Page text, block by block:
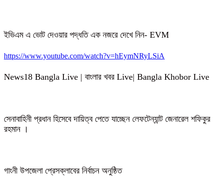
ইভিএম এ ভোট দেওয়ার পদ্ধতি এক নজরে দেখে নিন- EVM
https://www.youtube.com/watch?v=hEymNRyLSiA
News18 Bangla Live | বাংলার খবর Live| Bangla Khobor Live
সেনাবাহিনী প্রধান হিসেবে দায়িত্ব পেতে যাচ্ছেন লেফটেন্যান্ট জেনারেল শফিকুর
রহমান ।
গাংনী উপজেলা প্রেসক্লাবের নির্বাচন অনুষ্ঠিত